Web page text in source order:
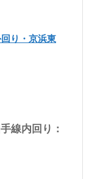
り・京浜東
線内回り：